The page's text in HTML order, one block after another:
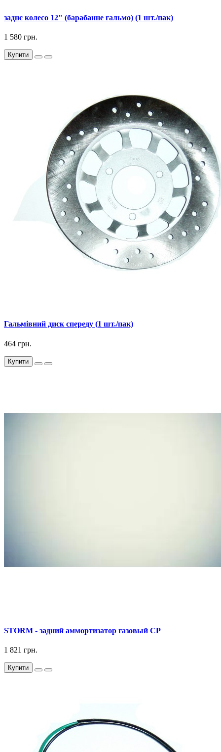
заднє колесо 12" (барабанне гальмо) (1 шт./пак)
1 580 грн.
Купити
Гальмівний диск спереду (1 шт./пак)
464 грн.
Купити
STORM - задний аммортизатор газовый СР
1 821 грн.
Купити